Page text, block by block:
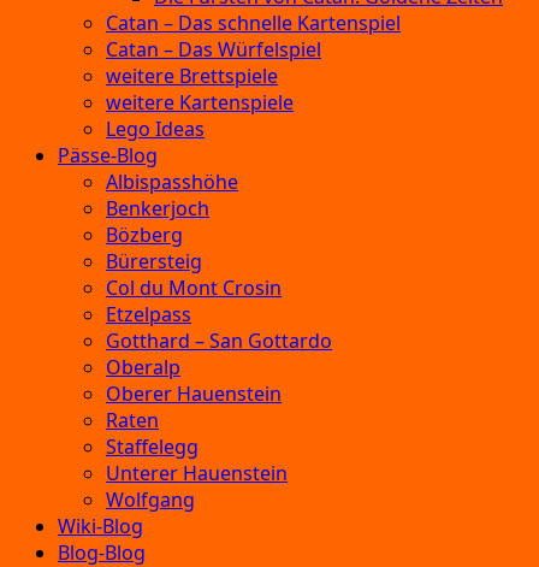
Catan – Das schnelle Kartenspiel
Catan – Das Würfelspiel
weitere Brettspiele
weitere Kartenspiele
Lego Ideas
Pässe-Blog
Albispasshöhe
Benkerjoch
Bözberg
Bürersteig
Col du Mont Crosin
Etzelpass
Gotthard – San Gottardo
Oberalp
Oberer Hauenstein
Raten
Staffelegg
Unterer Hauenstein
Wolfgang
Wiki-Blog
Blog-Blog